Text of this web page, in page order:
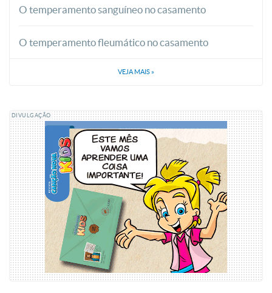
O temperamento sanguíneo no casamento
O temperamento fleumático no casamento
VEJA MAIS »
DIVULGAÇÃO